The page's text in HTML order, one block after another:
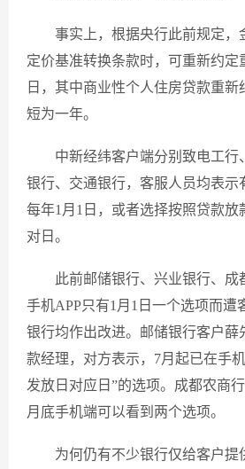
事实上，根据央行此前规定，
定价基准转换条款时，可重新约定
日，其中商业性个人住房贷款重
短为一年。
中新经纬客户端分别致电工行
银行、交通银行，客服人员均表示
每年1月1日，或者选择按照贷款放
对日。
此前邮储银行、兴业银行、成
手机APP只有1月1日一个选项而遭
银行均作出改进。邮储银行客户薛
款经理，对方表示，7月起已在手
发放日对应日”的选项。成都农商
月底手机端可以看到两个选项。
为何仍有不少银行仅给客户提